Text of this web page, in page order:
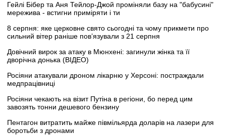
Гейлі Бібер та Аня Тейлор-Джой проміняли базу на "бабусині"
мережива - встигни приміряти і ти
8 серпня: яке церковне свято сьогодні та чому прикмети про
сильний вітер раніше пов’язували з 21 серпня
Довічний вирок за атаку в Мюнхені: загинули жінка та її
дворічна донька (ВІДЕО)
Росіяни атакували дроном лікарню у Херсоні: постраждали
медпрацівниці
Росіяни чекають на візит Путіна в регіони, бо перед цим
завозять тонни дешевого бензину
Пентагон витратить майже півмільярда доларів на лазери для
боротьби з дронами